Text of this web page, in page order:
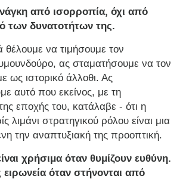
από ισορροπία, όχι από
των δυνατοτήτων της.
να τιμήσουμε τον
ας σταματήσουμε να τον
ως ιστορικό άλλοθι. Ας
αυτό που εκείνος, με τη
εποχής του, κατάλαβε - ότι η
λιμάνι στρατηγικού ρόλου είναι μια
την αναπτυξιακή της προοπτική.
χρήσιμα όταν θυμίζουν ευθύνη.
ειρωνεία όταν στήνονται από